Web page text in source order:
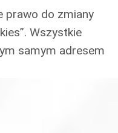
prawo do zmiany
Wszystkie
samym adresem